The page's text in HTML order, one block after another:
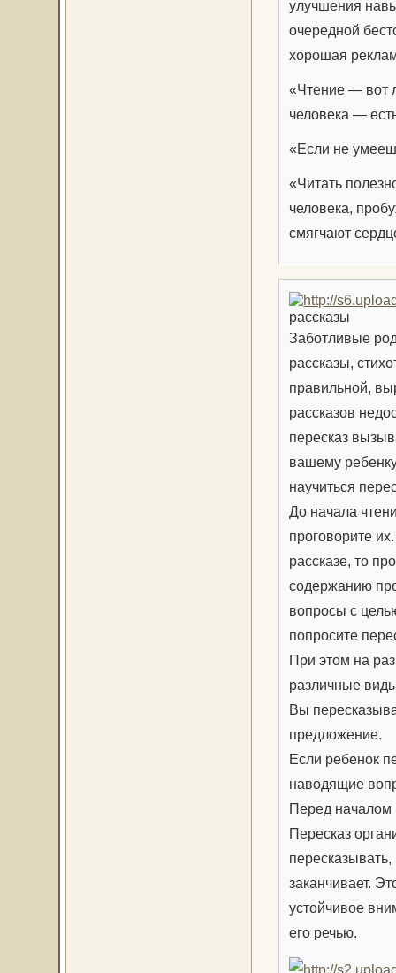
улучшения
очередной
хорошая
«Чтение — вот
человека —
«Если не
«Читать
человека,
смягчают
рассказы
Заботливые
рассказы,
правильной,
рассказов
пересказ
вашему
научиться
До начала
проговорите
рассказе, то
содержанию
вопросы с
попросите
При этом на
различные
Вы
предложение.
Если ребенок
наводящие
Перед началом
Пересказ
заканчивает.
устойчивое
его речью.